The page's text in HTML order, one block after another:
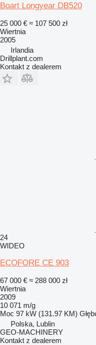
Boart Longyear DB520
25 000 € ≈ 107 500 zł
Wiertnia
2005
Irlandia
Drillplant.com
Kontakt z dealerem
24
WIDEO
ECOFORE CE 903
67 000 € ≈ 288 000 zł
Wiertnia
2009
10 071 m/g
Moc 97 kW (131.97 KM)
Polska, Lublin
GEO-MACHINERY
Kontakt z dealerem